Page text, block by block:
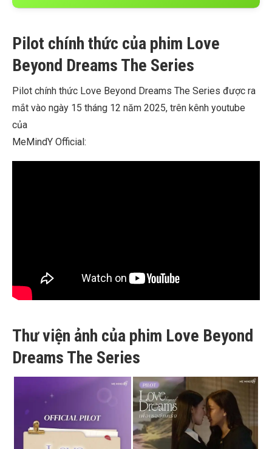
Pilot chính thức của phim Love
Beyond Dreams The Series
Pilot chính thức Love Beyond Dreams The Series được ra
mắt vào ngày 15 tháng 12 năm 2025, trên kênh youtube
của
MeMindY Official:
Thư viện ảnh của phim Love Beyond
Dreams The Series